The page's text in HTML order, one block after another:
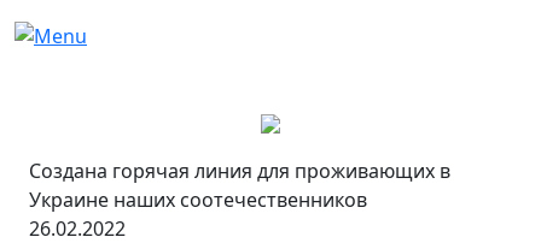
Создана горячая линия для проживающих в
Украине наших соотечественников
26.02.2022